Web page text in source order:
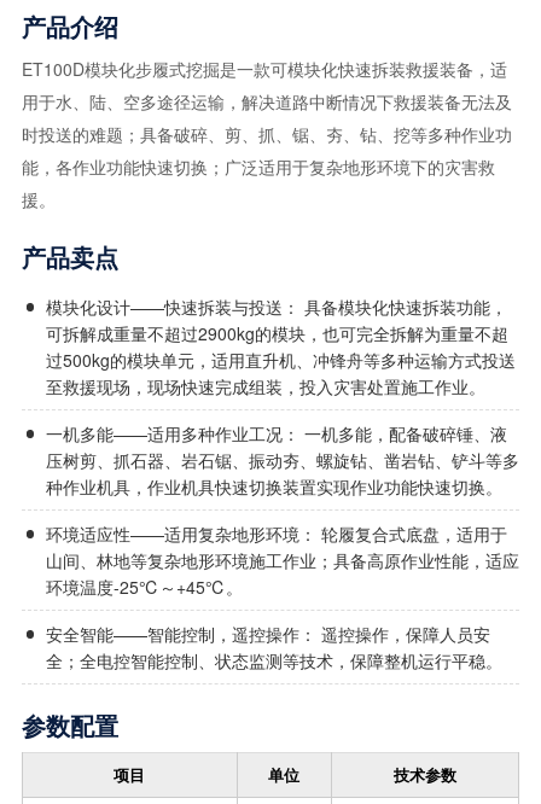
产品介绍
ET100D模块化步履式挖掘是一款可模块化快速拆装救援装备，适
用于水、陆、空多途径运输，解决道路中断情况下救援装备无法及
时投送的难题；具备破碎、剪、抓、锯、夯、钻、挖等多种作业功
能，各作业功能快速切换；广泛适用于复杂地形环境下的灾害救
援。
产品卖点
模块化设计——快速拆装与投送： 具备模块化快速拆装功能，
可拆解成重量不超过2900kg的模块，也可完全拆解为重量不超
过500kg的模块单元，适用直升机、冲锋舟等多种运输方式投送
至救援现场，现场快速完成组装，投入灾害处置施工作业。
一机多能——适用多种作业工况： 一机多能，配备破碎锤、液
压树剪、抓石器、岩石锯、振动夯、螺旋钻、凿岩钻、铲斗等多
种作业机具，作业机具快速切换装置实现作业功能快速切换。
环境适应性——适用复杂地形环境： 轮履复合式底盘，适用于
山间、林地等复杂地形环境施工作业；具备高原作业性能，适应
环境温度-25℃～+45℃。
安全智能——智能控制，遥控操作： 遥控操作，保障人员安
全；全电控智能控制、状态监测等技术，保障整机运行平稳。
参数配置
项目 单位 技术参数